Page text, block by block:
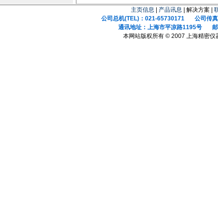
主页信息 产品讯息 | 解决方案 |
公司总机(TEL)：021-65730171 公司传真
通讯地址：上海市平凉路1195号 邮
本网站版权所有 © 2007 上海精密仪